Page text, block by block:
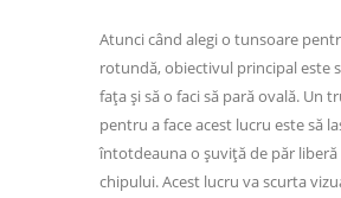
Atunci când alegi o tunsoare
rotundă, obiectivul principal este
fața și să o faci să pară ovală. Un
pentru a face acest lucru este să
întotdeauna o șuviță de păr liberă
chipului. Acest lucru va scurta